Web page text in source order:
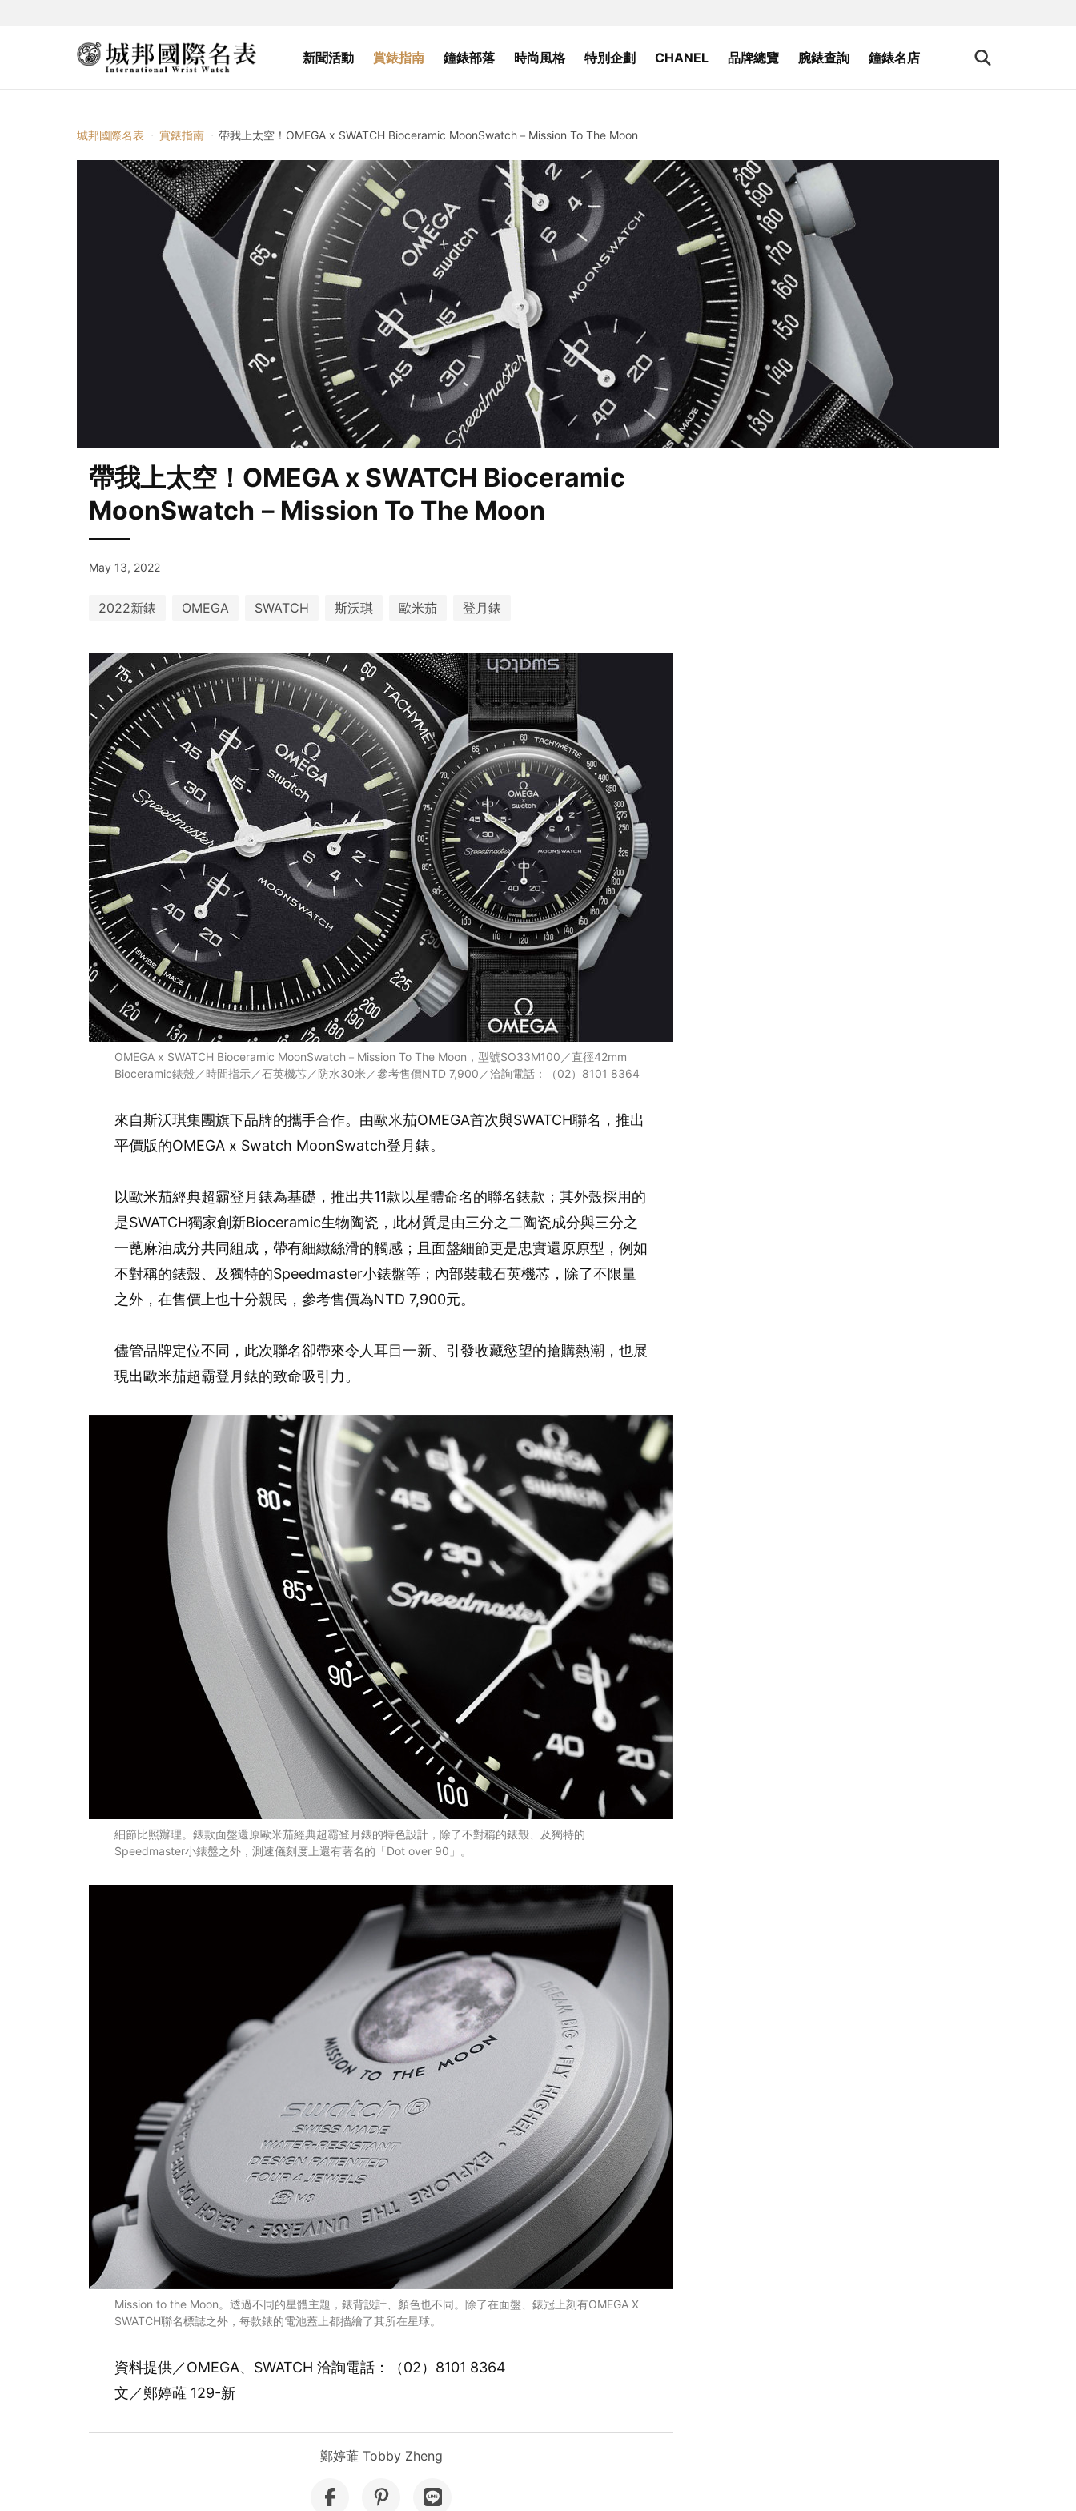
新聞活動 賞錶指南 鐘錶部落 時尚風格 特別企劃 CHANEL 品牌總覽 腕錶查詢 鐘錶名店
城邦國際名表 賞錶指南 帶我上太空！OMEGA x SWATCH Bioceramic MoonSwatch－Mission To The Moon
帶我上太空！OMEGA x SWATCH Bioceramic
MoonSwatch－Mission To The Moon
May 13, 2022
2022新錶 OMEGA SWATCH 斯沃琪 歐米茄 登月錶
OMEGA x SWATCH Bioceramic MoonSwatch－Mission To The Moon，型號SO33M100／直徑42mm
Bioceramic錶殼／時間指示／石英機芯／防水30米／參考售價NTD 7,900／洽詢電話：（02）8101 8364
來自斯沃琪集團旗下品牌的攜手合作。由歐米茄OMEGA首次與SWATCH聯名，推出
平價版的OMEGA x Swatch MoonSwatch登月錶。
以歐米茄經典超霸登月錶為基礎，推出共11款以星體命名的聯名錶款；其外殼採用的
是SWATCH獨家創新Bioceramic生物陶瓷，此材質是由三分之二陶瓷成分與三分之
一蓖麻油成分共同組成，帶有細緻絲滑的觸感；且面盤細節更是忠實還原原型，例如
不對稱的錶殼、及獨特的Speedmaster小錶盤等；內部裝載石英機芯，除了不限量
之外，在售價上也十分親民，參考售價為NTD 7,900元。
儘管品牌定位不同，此次聯名卻帶來令人耳目一新、引發收藏慾望的搶購熱潮，也展
現出歐米茄超霸登月錶的致命吸引力。
細節比照辦理。錶款面盤還原歐米茄經典超霸登月錶的特色設計，除了不對稱的錶殼、及獨特的
Speedmaster小錶盤之外，測速儀刻度上還有著名的「Dot over 90」。
Mission to the Moon。透過不同的星體主題，錶背設計、顏色也不同。除了在面盤、錶冠上刻有OMEGA X
SWATCH聯名標誌之外，每款錶的電池蓋上都描繪了其所在星球。
資料提供／OMEGA、SWATCH 洽詢電話：（02）8101 8364
文／鄭婷蓶 129-新
鄭婷蓶 Tobby Zheng